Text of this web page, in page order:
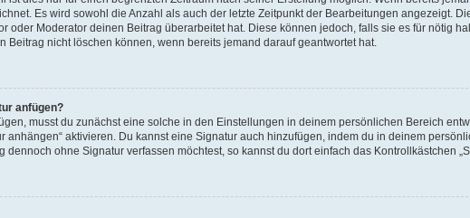
Es wird sowohl die Anzahl als auch der letzte Zeitpunkt der Bearbeitungen angezeigt.
oder Moderator deinen Beitrag überarbeitet hat. Diese können jedoch, falls sie es für nötig
Beitrag nicht löschen können, wenn bereits jemand darauf geantwortet hat.
anfügen?
musst du zunächst eine solche in den Einstellungen in deinem persönlichen Bereich
anhängen“ aktivieren. Du kannst eine Signatur auch hinzufügen, indem du in deinem
ohne Signatur verfassen möchtest, so kannst du dort einfach das Kontrollkästchen